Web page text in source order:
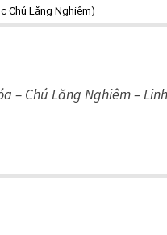
Chú Lăng Nghiêm)
– Chú Lăng Nghiêm –